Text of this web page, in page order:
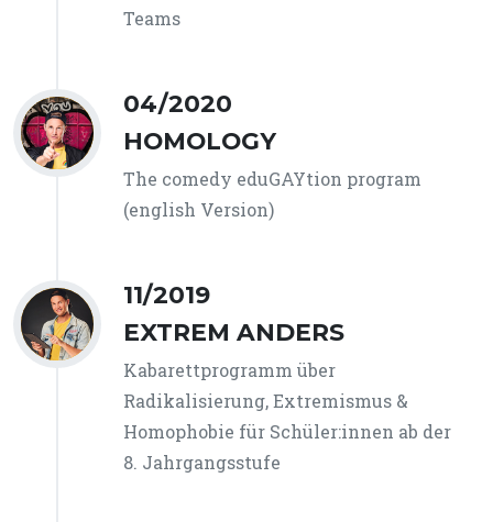
Teams
04/2020
HOMOLOGY
The comedy eduGAYtion program
(english Version)
11/2019
EXTREM ANDERS
Kabarettprogramm über
Radikalisierung, Extremismus &
Homophobie für Schüler:innen ab der
8. Jahrgangsstufe